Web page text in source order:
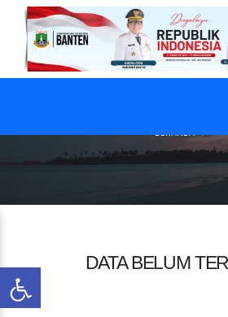
BERANDA
DATA BELUM